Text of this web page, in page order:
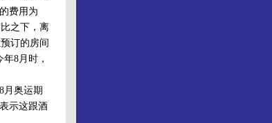
费用为
之下，离
订的房间
8月时，
奥运期
示这跟酒